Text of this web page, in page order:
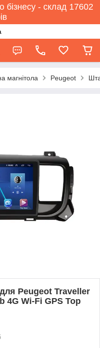
бізнесу - склад 17602
магнітола Peugeot
Peugeot Traveller
4G Wi-Fi GPS Top